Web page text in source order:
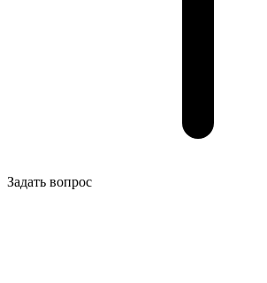
Задать вопрос